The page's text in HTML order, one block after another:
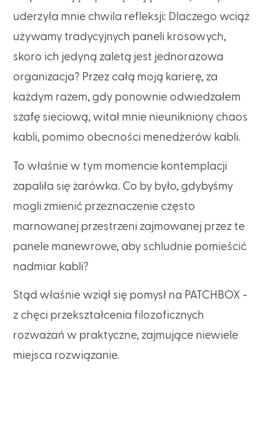
uderzyła mnie chwila refleksji: Dlaczego wciąż
używamy tradycyjnych paneli krosowych,
skoro ich jedyną zaletą jest jednorazowa
organizacja? Przez całą moją karierę, za
każdym razem, gdy ponownie odwiedzałem
szafę sieciową, witał mnie nieunikniony chaos
kabli, pomimo obecności menedżerów kabli.
To właśnie w tym momencie kontemplacji
zapaliła się żarówka. Co by było, gdybyśmy
mogli zmienić przeznaczenie często
marnowanej przestrzeni zajmowanej przez te
panele manewrowe, aby schludnie pomieścić
nadmiar kabli?
Stąd właśnie wziął się pomysł na PATCHBOX -
z chęci przekształcenia filozoficznych
rozważań w praktyczne, zajmujące niewiele
miejsca rozwiązanie.